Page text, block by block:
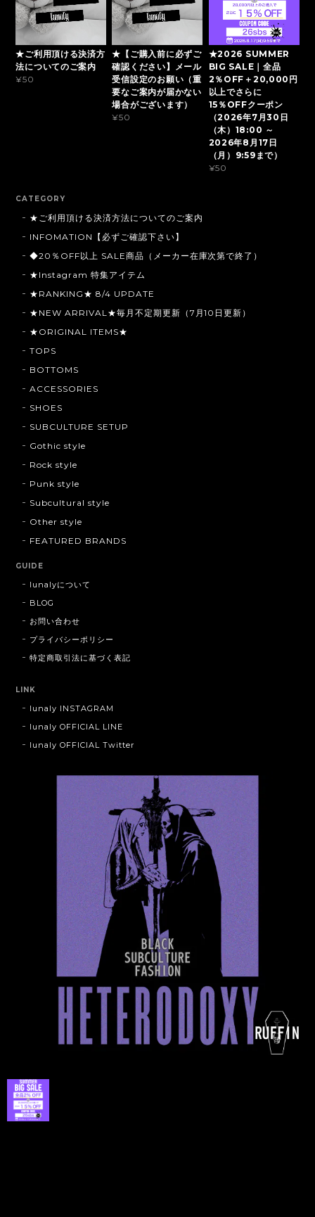
★ご利用頂ける決済方
法についてのご案内
¥50
★【ご購入前に必ずご
確認ください】メール
受信設定のお願い（重
要なご案内が届かない
場合がございます）
¥50
★2026 SUMMER
BIG SALE｜全品
2％OFF＋20,000円
以上でさらに
15％OFFクーポン
（2026年7月30日
（木）18:00 ～
2026年8月17日
（月）9:59まで）
¥50
CATEGORY
★ご利用頂ける決済方法についてのご案内
INFOMATION【必ずご確認下さい】
◆20％OFF以上 SALE商品（メーカー在庫次第で終了）
★Instagram 特集アイテム
★RANKING★ 8/4 UPDATE
★NEW ARRIVAL★毎月不定期更新（7月10日更新）
★ORIGINAL ITEMS★
TOPS
BOTTOMS
ACCESSORIES
SHOES
SUBCULTURE SETUP
Gothic style
Rock style
Punk style
Subcultural style
Other style
FEATURED BRANDS
GUIDE
lunalyについて
BLOG
お問い合わせ
プライバシーポリシー
特定商取引法に基づく表記
LINK
lunaly INSTAGRAM
lunaly OFFICIAL LINE
lunaly OFFICIAL Twitter